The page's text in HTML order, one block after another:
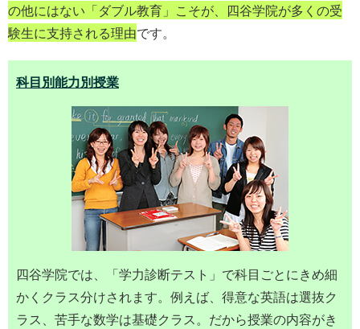
の他にはない「ダブル教育」こそが、四谷学院が多くの受
験生に支持される理由です。
科目別能力別授業
四谷学院では、「学力診断テスト」で科目ごとにきめ細
かくクラス分けされます。例えば、得意な英語は選抜ク
ラス、苦手な数学は基礎クラス。だから授業の内容がき